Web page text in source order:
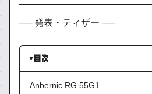
── 発表・ティザー ──
目次
Anbernic RG 55G1